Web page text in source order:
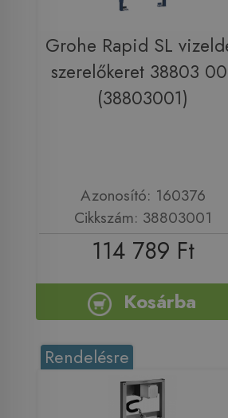
Grohe Rapid SL
szerelőkeret 38803
(38803001)
Azonosító: 160376
Cikkszám: 38803001
114 789 Ft
Kosárba
Rendelésre